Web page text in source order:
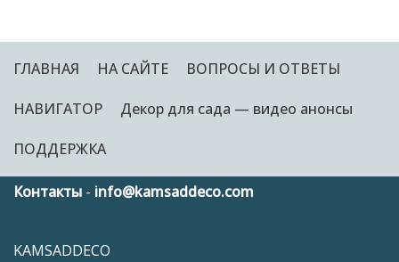
ГЛАВНАЯ НА САЙТЕ ВОПРОСЫ И ОТВЕТЫ
НАВИГАТОР Декор для сада — видео анонсы
ПОДДЕРЖКА
Контакты - info@kamsaddeco.com
KAMSADDECO